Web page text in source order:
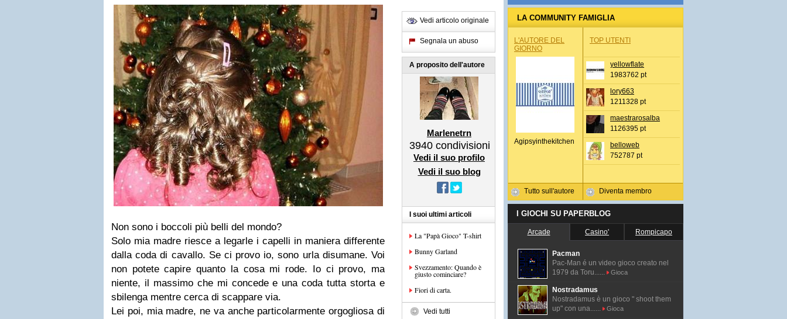
Non sono i boccoli più belli del mondo?
Solo mia madre riesce a legarle i capelli in maniera differente
dalla coda di cavallo. Se ci provo io, sono urla disumane. Voi
non potete capire quanto la cosa mi rode. Io ci provo, ma
niente, il massimo che mi concede e una coda tutta storta e
sbilenga mentre cerca di scappare via.
Lei poi, mia madre, ne va anche particolarmente orgogliosa di
Vedi articolo originale
Segnala un abuso
A proposito dell'autore
Marlenetrn
3940 condivisioni
Vedi il suo profilo
Vedi il suo blog
I suoi ultimi articoli
La "Papà Gioco" T-shirt
Bunny Garland
Svezzamento: Quando è
giusto cominciare?
Fiori di carta.
Vedi tutti
LA COMMUNITY FAMIGLIA
L'AUTORE DEL
GIORNO
Agipsyinthekitchen
Tutto sull'autore
TOP UTENTI
yellowflate
1983762 pt
lory663
1211328 pt
maestrarosalba
1126395 pt
belloweb
752787 pt
Diventa membro
I GIOCHI SU PAPERBLOG
Arcade Casino' Rompicapo
Pacman
Pac-Man é un video gioco creato nel
1979 da Toru......
Gioca
Nostradamus
Nostradamus è un gioco " shoot them
up" con una......
Gioca